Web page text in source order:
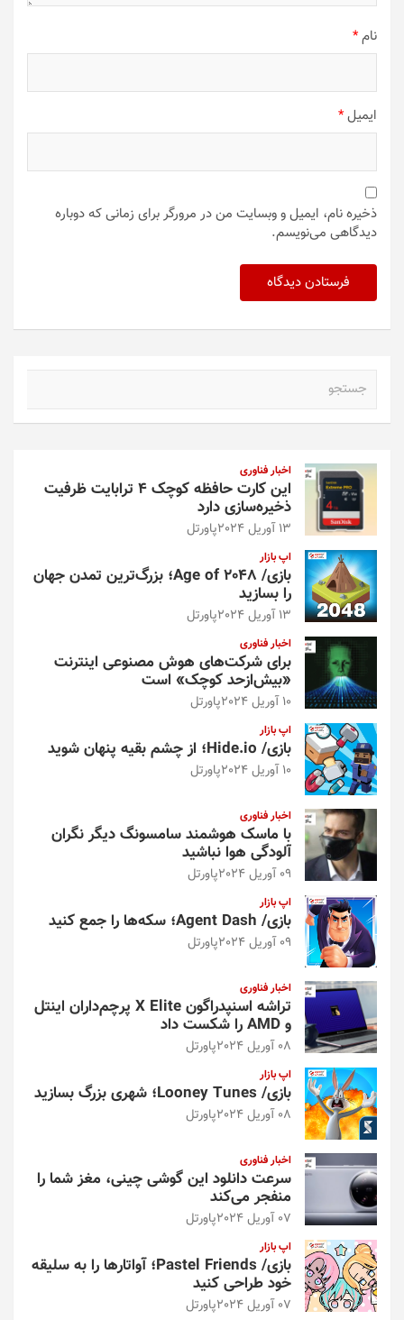
نام*
ایمیل*
ذخیره نام، ایمیل و وبسایت من در مرورگر برای زمانی که دوباره
دیدگاهی می‌نویسم.
اخبار فناوری
این کارت حافظه کوچک ۴ ترابایت ظرفیت
ذخیره‌سازی دارد
13 آوریل 2024 پاورتل
اپ بازار
بازی/ Age of 2048؛ بزرگ‌ترین تمدن جهان
را بسازید
13 آوریل 2024 پاورتل
اخبار فناوری
برای شرکت‌های هوش مصنوعی اینترنت
«بیش‌از‌حد کوچک» است
10 آوریل 2024 پاورتل
اپ بازار
بازی/ Hide.io؛ از چشم بقیه پنهان شوید
10 آوریل 2024 پاورتل
اخبار فناوری
با ماسک هوشمند سامسونگ دیگر نگران
آلودگی هوا نباشید
09 آوریل 2024 پاورتل
اپ بازار
بازی/ Agent Dash؛ سکه‌ها را جمع کنید
09 آوریل 2024 پاورتل
اخبار فناوری
تراشه اسنپدراگون X Elite پرچم‌داران اینتل
و AMD را شکست داد
08 آوریل 2024 پاورتل
اپ بازار
بازی/ Looney Tunes؛ شهری بزرگ بسازید
08 آوریل 2024 پاورتل
اخبار فناوری
سرعت دانلود این گوشی چینی، مغز شما را
منفجر می‌کند
07 آوریل 2024 پاورتل
اپ بازار
بازی/ Pastel Friends؛ آواتارها را به سلیقه
خود طراحی کنید
07 آوریل 2024 پاورتل